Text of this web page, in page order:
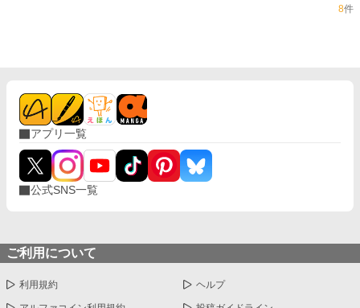
8件
アプリ一覧
公式SNS一覧
ご利用について
利用規約 ヘルプ